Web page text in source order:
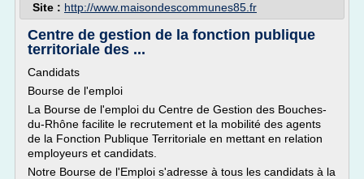
Site : http://www.maisondescommunes85.fr
Centre de gestion de la fonction publique
territoriale des ...
Candidats
Bourse de l'emploi
La Bourse de l'emploi du Centre de Gestion des Bouches-
du-Rhône facilite le recrutement et la mobilité des agents
de la Fonction Publique Territoriale en mettant en relation
employeurs et candidats.
Notre Bourse de l'Emploi s'adresse à tous les candidats à la